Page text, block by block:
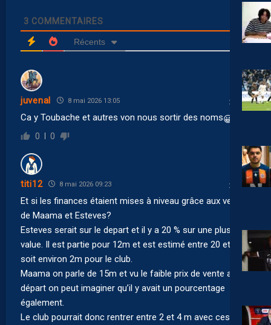
3 COMMENTAIRES
Récents
juvenal 8 mai 2026 13:05
Ca y Toubache et autres von nous sortir des noms😀
0 0
titi12 8 mai 2026 09:23
Et si les finances étaient mises à niveau grâce aux ventes
de Maama et Esteves?
Esteves serait sur le depart et il y a 20 % sur une plus
value. Il est partie pour 12m et est estimé entre 20 et 25m
soit environ 2m pour le club.
Maama on parle de 15m et vu le faible prix de vente au
départ on peut imaginer qu’il y avait un pourcentage
également.
Le club pourrait donc rentrer entre 2 et 4 m avec ces 2